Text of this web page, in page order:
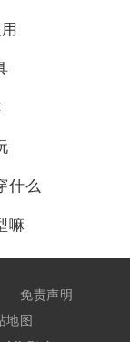
什么
嘛
免责声明
地图